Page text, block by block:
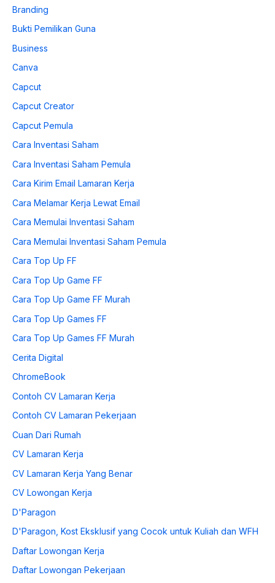
Branding
Bukti Pemilikan Guna
Business
Canva
Capcut
Capcut Creator
Capcut Pemula
Cara Inventasi Saham
Cara Inventasi Saham Pemula
Cara Kirim Email Lamaran Kerja
Cara Melamar Kerja Lewat Email
Cara Memulai Inventasi Saham
Cara Memulai Inventasi Saham Pemula
Cara Top Up FF
Cara Top Up Game FF
Cara Top Up Game FF Murah
Cara Top Up Games FF
Cara Top Up Games FF Murah
Cerita Digital
ChromeBook
Contoh CV Lamaran Kerja
Contoh CV Lamaran Pekerjaan
Cuan Dari Rumah
CV Lamaran Kerja
CV Lamaran Kerja Yang Benar
CV Lowongan Kerja
D'Paragon
D'Paragon, Kost Eksklusif yang Cocok untuk Kuliah dan WFH
Daftar Lowongan Kerja
Daftar Lowongan Pekerjaan